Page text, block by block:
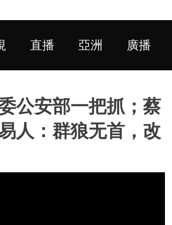
直播 亞洲 廣播
公安部一把抓；蔡
人：群狼无首，改